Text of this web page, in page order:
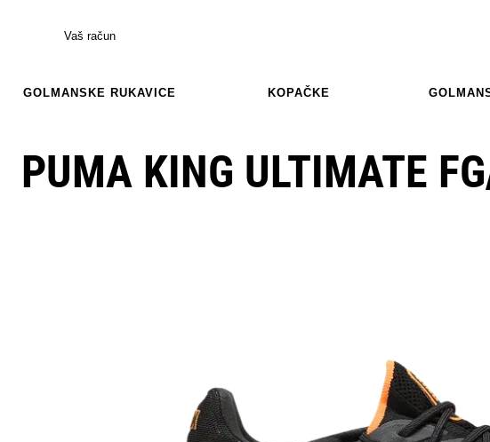
Vaš račun
GOLMANSKE RUKAVICE KOPAČKE
PUMA KING ULTIMATE